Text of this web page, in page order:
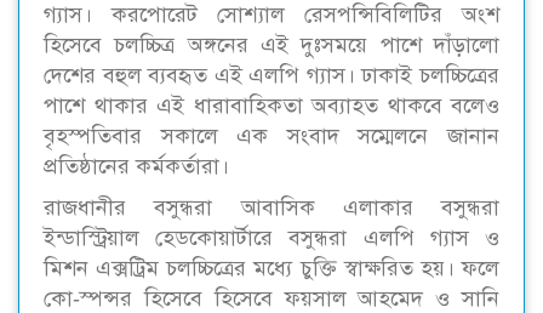
গ্যাস। করপোরেট সোশ্যাল রেসপন্সিবিলিটির অংশ
হিসেবে চলচ্চিত্র অঙ্গনের এই দুঃসময়ে পাশে দাঁড়ালো
দেশের বহুল ব্যবহৃত এই এলপি গ্যাস। ঢাকাই চলচ্চিত্রের
পাশে থাকার এই ধারাবাহিকতা অব্যাহত থাকবে বলেও
বৃহস্পতিবার সকালে এক সংবাদ সম্মেলনে জানান
প্রতিষ্ঠানের কর্মকর্তারা।
রাজধানীর বসুন্ধরা আবাসিক এলাকার বসুন্ধরা
ইন্ডাস্ট্রিয়াল হেডকোয়ার্টারে বসুন্ধরা এলপি গ্যাস ও
মিশন এক্সট্রিম চলচ্চিত্রের মধ্যে চুক্তি স্বাক্ষরিত হয়। ফলে
কো-স্পন্সর হিসেবে হিসেবে ফয়সাল আহমেদ ও সানি